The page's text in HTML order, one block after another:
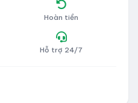
Hoàn tiền
Hỗ trợ 24/7